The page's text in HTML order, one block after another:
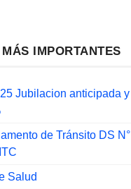
IMPORTANTES
Jubilacion anticipada y
de Tránsito DS N°
Salud